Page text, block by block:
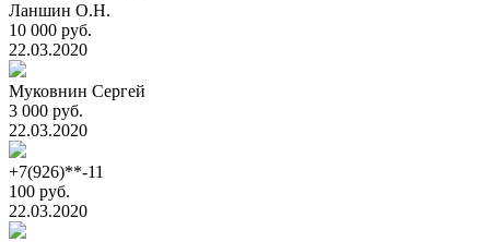
Ланшин О.Н.
10 000 руб.
22.03.2020
Муковнин Сергей
3 000 руб.
22.03.2020
+7(926)**-11
100 руб.
22.03.2020